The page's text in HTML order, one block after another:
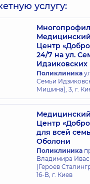
Алексей
Витальевич
Эндоскопист,14
лет опыта
услугу:
Центр
24/7 на ул.
Идзиковских
Поликлиника
Семьи
Мишина), 3, г.
Центр
для всей
Оболони
Поликлиника
Владимира
(Героев
16-В, г. Киев